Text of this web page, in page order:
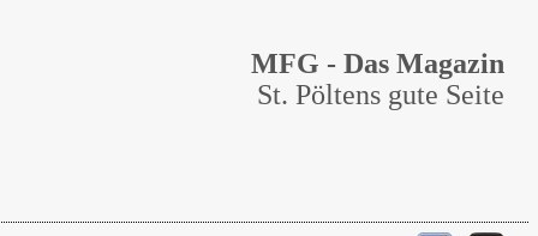
MFG - Das Magazin
St. Pöltens gute Seite